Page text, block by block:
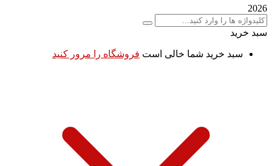
2026
سبد خرید
سبد خرید شما خالی است فروشگاه را مرور کنید